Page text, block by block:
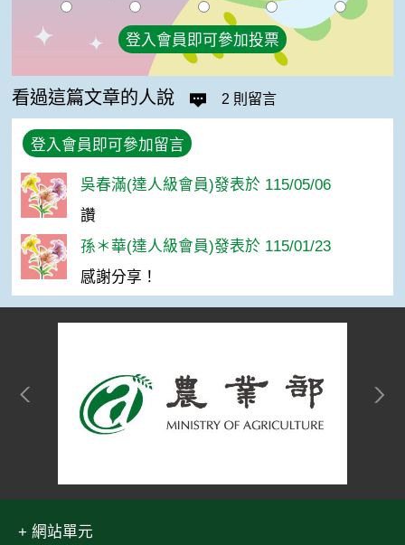
登入會員即可參加投票
看過這篇文章的人說 2 則留言
登入會員即可參加留言
吳春滿(達人級會員)發表於 115/05/06
讚
孫＊華(達人級會員)發表於 115/01/23
感謝分享！
網站單元